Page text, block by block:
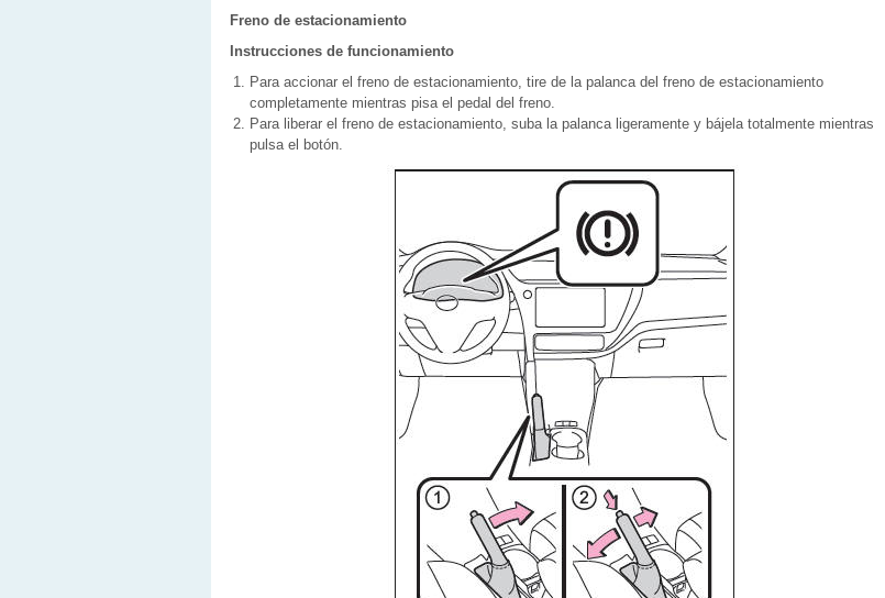
Freno de estacionamiento
Instrucciones de funcionamiento
Para accionar el freno de estacionamiento, tire de la palanca del freno de estacionamiento
completamente mientras pisa el pedal del freno.
Para liberar el freno de estacionamiento, suba la palanca ligeramente y bájela totalmente mientras
pulsa el botón.